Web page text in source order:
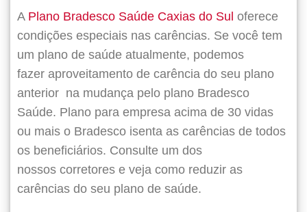
A Plano Bradesco Saúde Caxias do Sul oferece
condições especiais nas carências. Se você tem
um plano de saúde atualmente, podemos
fazer aproveitamento de carência do seu plano
anterior na mudança pelo plano Bradesco
Saúde. Plano para empresa acima de 30 vidas
ou mais o Bradesco isenta as carências de todos
os beneficiários. Consulte um dos
nossos corretores e veja como reduzir as
carências do seu plano de saúde.